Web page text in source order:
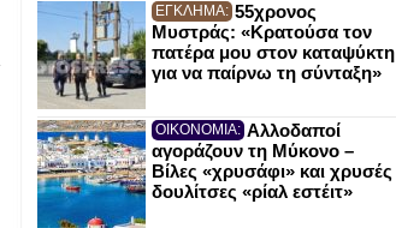
ΕΓΚΛΗΜΑ: 55χρονος
Μυστράς: «Κρατούσα τον
πατέρα μου στον καταψύκτη
για να παίρνω τη σύνταξη»
ΟΙΚΟΝΟΜΙΑ: Αλλοδαποί
αγοράζουν τη Μύκονο –
Βίλες «χρυσάφι» και χρυσές
δουλίτσες «ρίαλ εστέιτ»